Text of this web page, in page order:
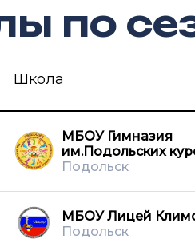
по
Школа
МБОУ Гимназия
им.Подольских
Подольск
МБОУ Лицей
Подольск